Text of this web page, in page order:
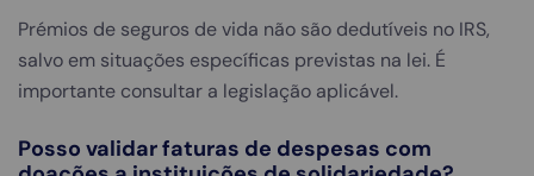
Prémios de seguros de vida não são dedutíveis no IRS,
salvo em situações específicas previstas na lei. É
importante consultar a legislação aplicável.
Posso validar faturas de despesas com